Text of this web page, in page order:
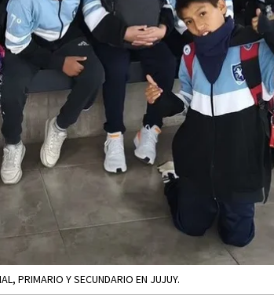
PRIMARIO Y SECUNDARIO EN JUJUY.